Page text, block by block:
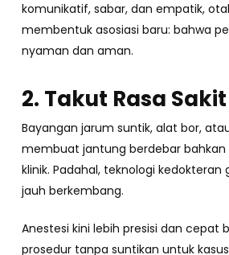
komunikatif, sabar, dan empatik,
membentuk asosiasi baru: bahwa
nyaman dan aman.
2. Takut Rasa Sakit
Bayangan jarum suntik, alat bor,
membuat jantung berdebar bahkan
klinik. Padahal, teknologi
jauh berkembang.
Anestesi kini lebih presisi dan cepat
prosedur tanpa suntikan untuk